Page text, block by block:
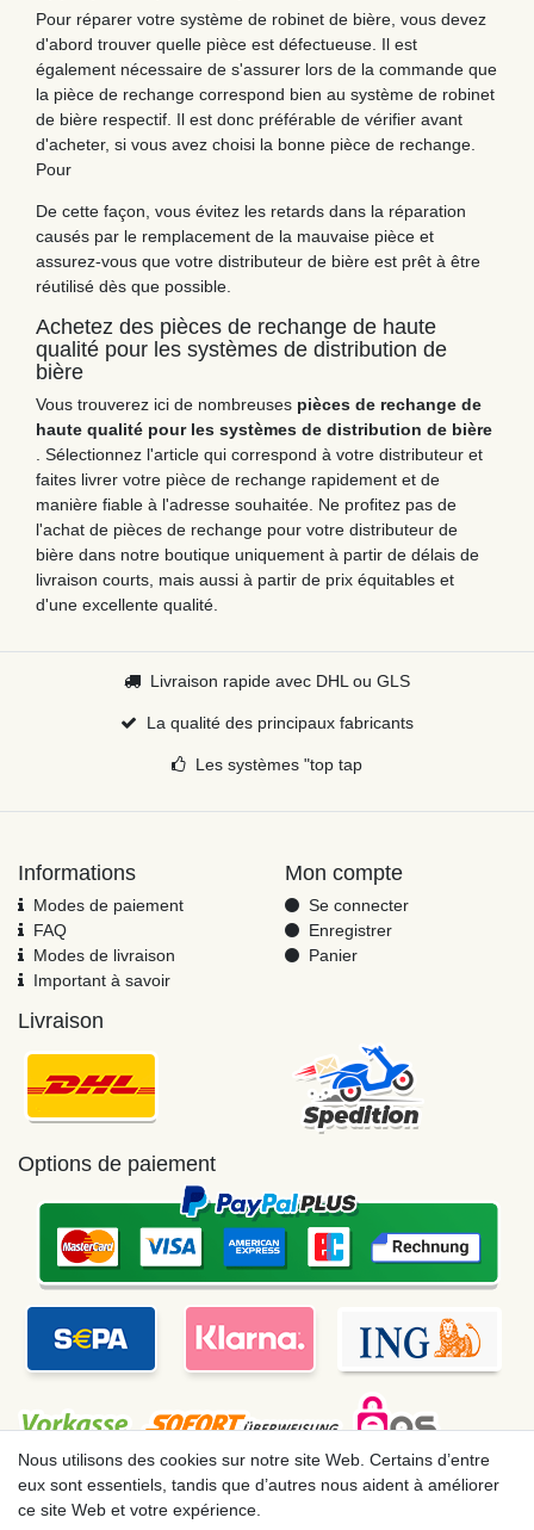
Pour réparer votre système de robinet de bière, vous devez
d'abord trouver quelle pièce est défectueuse. Il est
également nécessaire de s'assurer lors de la commande que
la pièce de rechange correspond bien au système de robinet
de bière respectif. Il est donc préférable de vérifier avant
d'acheter, si vous avez choisi la bonne pièce de rechange.
Pour
De cette façon, vous évitez les retards dans la réparation
causés par le remplacement de la mauvaise pièce et
assurez-vous que votre distributeur de bière est prêt à être
réutilisé dès que possible.
Achetez des pièces de rechange de haute
qualité pour les systèmes de distribution de
bière
Vous trouverez ici de nombreuses pièces de rechange de
haute qualité pour les systèmes de distribution de bière
. Sélectionnez l'article qui correspond à votre distributeur et
faites livrer votre pièce de rechange rapidement et de
manière fiable à l'adresse souhaitée. Ne profitez pas de
l'achat de pièces de rechange pour votre distributeur de
bière dans notre boutique uniquement à partir de délais de
livraison courts, mais aussi à partir de prix équitables et
d'une excellente qualité.
Livraison rapide avec DHL ou GLS
La qualité des principaux fabricants
Les systèmes "top tap
Informations
Modes de paiement
FAQ
Modes de livraison
Important à savoir
Mon compte
Se connecter
Enregistrer
Panier
Livraison
Options de paiement
Mentions légales Déclaration de confidentialité
Nous utilisons des cookies sur notre site Web. Certains d’entre
eux sont essentiels, tandis que d’autres nous aident à améliorer
ce site Web et votre expérience.